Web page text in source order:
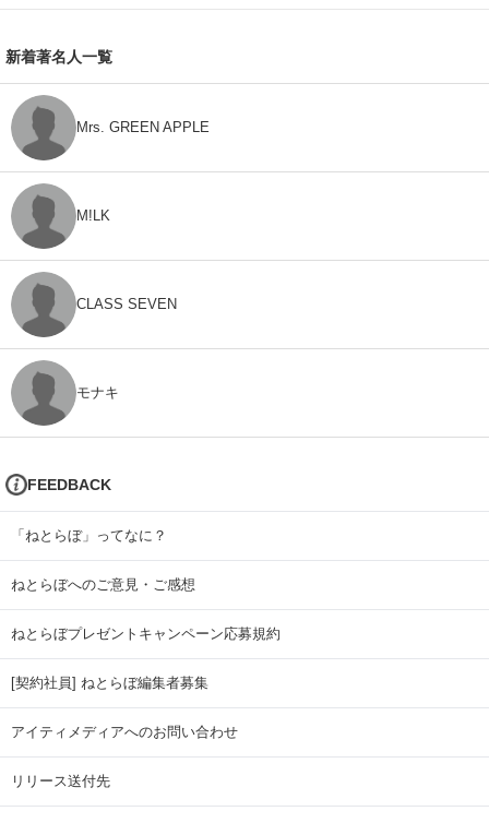
新着著名人一覧
Mrs. GREEN APPLE
M!LK
CLASS SEVEN
モナキ
FEEDBACK
「ねとらぼ」ってなに？
ねとらぼへのご意見・ご感想
ねとらぼプレゼントキャンペーン応募規約
[契約社員] ねとらぼ編集者募集
アイティメディアへのお問い合わせ
リリース送付先